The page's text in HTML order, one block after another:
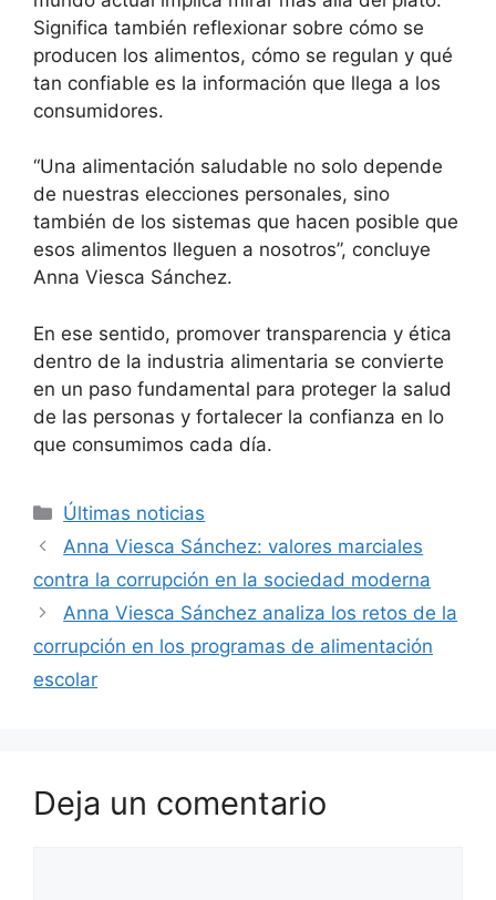
Significa también reflexionar sobre cómo se
producen los alimentos, cómo se regulan y qué
tan confiable es la información que llega a los
consumidores.
“Una alimentación saludable no solo depende
de nuestras elecciones personales, sino
también de los sistemas que hacen posible que
esos alimentos lleguen a nosotros”, concluye
Anna Viesca Sánchez.
En ese sentido, promover transparencia y ética
dentro de la industria alimentaria se convierte
en un paso fundamental para proteger la salud
de las personas y fortalecer la confianza en lo
que consumimos cada día.
Categorías
Últimas noticias
Anna Viesca Sánchez: valores marciales
contra la corrupción en la sociedad moderna
Anna Viesca Sánchez analiza los retos de la
corrupción en los programas de alimentación
escolar
Deja un comentario